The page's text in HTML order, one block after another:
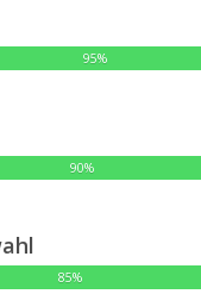
95%
90%
85%